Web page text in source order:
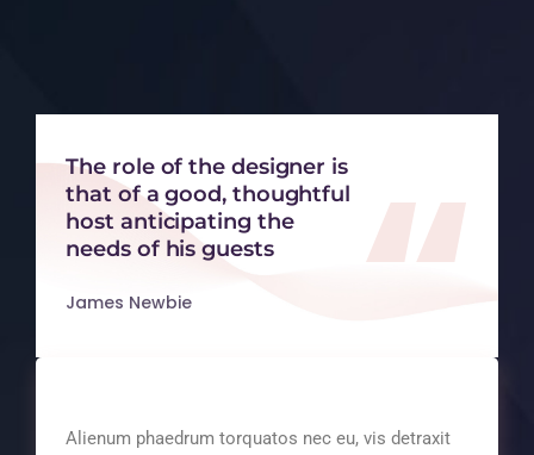
The role of the designer is
that of a good, thoughtful
host anticipating the
needs of his guests
James Newbie
Alienum phaedrum torquatos nec eu, vis detraxit